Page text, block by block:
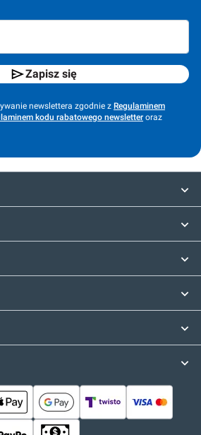
Zapisz się
newslettera zgodnie z Regulaminem
kodu rabatowego newsletter oraz